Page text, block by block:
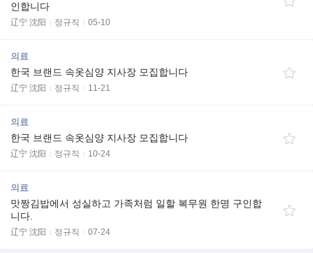
인합니다
辽宁 沈阳 정규직 05-10
의료
한국 브랜드 속옷심양 지사장 모집합니다
辽宁 沈阳 정규직 11-21
의료
한국 브랜드 속옷심양 지사장 모집합니다
辽宁 沈阳 정규직 10-24
의료
맛짱김밥에서 성실하고 가족처럼 일할 복무원 한명 구인합
니다.
辽宁 沈阳 정규직 07-24